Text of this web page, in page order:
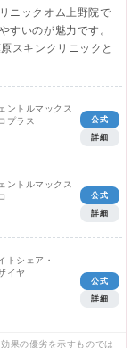
ニックオム上野院で
すいのが魅力です。
スキンクリニックと
ントルマックス
プラス
公式
詳細
ントルマックス
公式
詳細
トシェア・
イヤ
公式
詳細
果の優劣を示すものでは